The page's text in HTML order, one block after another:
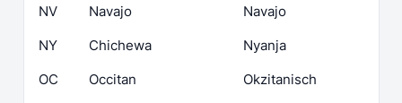
NV
Navajo
Navajo
NY
Chichewa
Nyanja
OC
Occitan
Okzitanisch